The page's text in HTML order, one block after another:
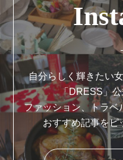
自分らしく輝きたい
「DRESS」
ファッション、トラベ
おすすめ記事をピ